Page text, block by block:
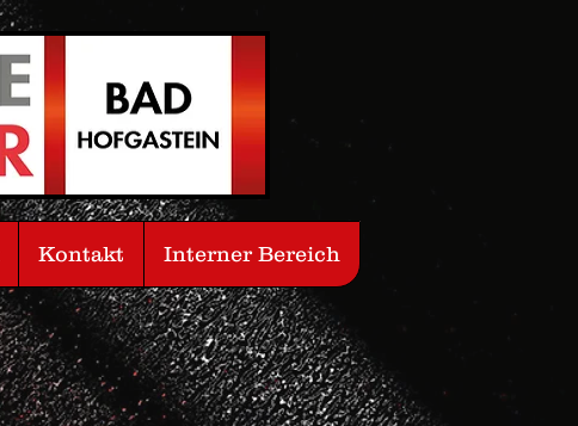
Kontakt Interner Bereich